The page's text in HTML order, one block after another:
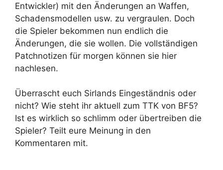
Entwickler) mit den Änderungen an Waffen,
Schadensmodellen usw. zu vergraulen. Doch
die Spieler bekommen nun endlich die
Änderungen, die sie wollen. Die vollständigen
Patchnotizen für morgen können sie hier
nachlesen.
Überrascht euch Sirlands Eingeständnis oder
nicht? Wie steht ihr aktuell zum TTK von BF5?
Ist es wirklich so schlimm oder übertreiben die
Spieler? Teilt eure Meinung in den
Kommentaren mit.